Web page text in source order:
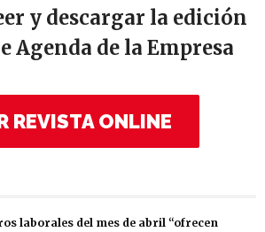
y descargar la edición
Agenda de la Empresa
REVISTA ONLINE
laborales del mes de abril “ofrecen